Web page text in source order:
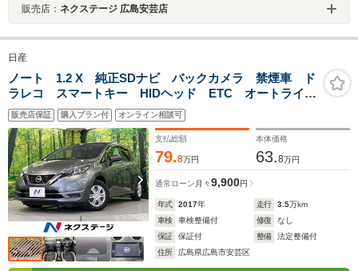
販売店： ネクステージ 広島安芸店
日産
ノート 1.2 X 純正SDナビ バックカメラ 禁煙車 ド
ラレコ スマートキー HIDヘッド ETC オートライ
ト Bluetooth CD DVD再生 フルセグ
販売店保証 購入プラン付 オンライン相談可
支払総額
79.8万円
本体価格
63.8万円
通常ローン 月々9,900円
年式 2017年 走行 3.5万km
車検
車検整備付 修復
なし
保証
保証付 整備
法定整備付
住所
広島県広島市安芸区